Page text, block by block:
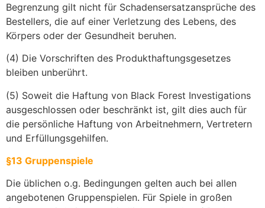
Begrenzung gilt nicht für Schadensersatzansprüche des
Bestellers, die auf einer Verletzung des Lebens, des
Körpers oder der Gesundheit beruhen.
(4) Die Vorschriften des Produkthaftungsgesetzes
bleiben unberührt.
(5) Soweit die Haftung von Black Forest Investigations
ausgeschlossen oder beschränkt ist, gilt dies auch für
die persönliche Haftung von Arbeitnehmern, Vertretern
und Erfüllungsgehilfen.
§13 Gruppenspiele
Die üblichen o.g. Bedingungen gelten auch bei allen
angebotenen Gruppenspielen. Für Spiele in großen